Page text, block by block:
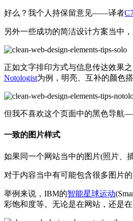
好么？我个人持保留意见——译者
另外一些成功的简洁设计方案当中
正如文字排印方式与信息传达效果
Notologist为例，明亮、互补的颜色
但我不喜欢这个页面中的黑色导航
一致的图片样式
如果同一个网站当中的图片(照片、
对于内容当中有可能包含很多图片
举例来说，IBM的智能星球运动
彩饱和度等。无论是在网站，还是